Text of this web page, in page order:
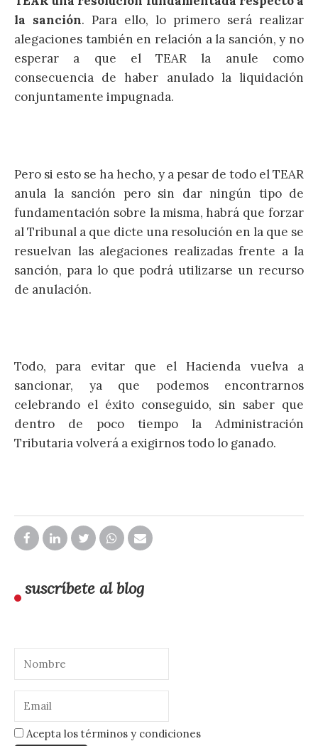
la sanción. Para ello, lo primero será realizar
alegaciones también en relación a la sanción, y no
esperar a que el TEAR la anule como
consecuencia de haber anulado la liquidación
conjuntamente impugnada.
Pero si esto se ha hecho, y a pesar de todo el TEAR
anula la sanción pero sin dar ningún tipo de
fundamentación sobre la misma, habrá que forzar
al Tribunal a que dicte una resolución en la que se
resuelvan las alegaciones realizadas frente a la
sanción, para lo que podrá utilizarse un recurso
de anulación.
Todo, para evitar que el Hacienda vuelva a
sancionar, ya que podemos encontrarnos
celebrando el éxito conseguido, sin saber que
dentro de poco tiempo la Administración
Tributaria volverá a exigirnos todo lo ganado.
suscríbete al blog
Acepta los términos y condiciones